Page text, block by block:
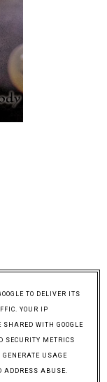
TO DELIVER ITS
YOUR IP
WITH GOOGLE
SECURITY METRICS
GENERATE USAGE
ADDRESS ABUSE.